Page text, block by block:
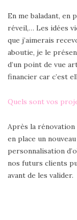
En me baladant, en
réveil,… Les idées
que j’aimerais
aboutie, je le
d’un point de vue
financier car c’est
Quels sont vos
Après la
en place un
personnalisation
nos futurs clients
avant de les valider.